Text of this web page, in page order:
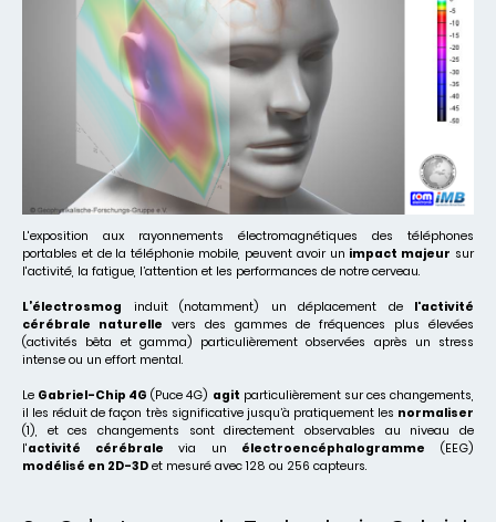
L'exposition aux rayonnements électromagnétiques des téléphones
portables et de la téléphonie mobile, peuvent avoir un impact majeur sur
l'activité, la fatigue, l’attention et les performances de notre cerveau.
L’électrosmog induit (notamment) un déplacement de l'activité
cérébrale naturelle vers des gammes de fréquences plus élevées
(activités bêta et gamma) particulièrement observées après un stress
intense ou un effort mental.
Le Gabriel-Chip 4G (Puce 4G) agit particulièrement sur ces changements,
il les réduit de façon très significative jusqu’à pratiquement les normaliser
(1), et ces changements sont directement observables au niveau de
l'activité cérébrale via un électroencéphalogramme (EEG)
modélisé en 2D-3D et mesuré avec 128 ou 256 capteurs.